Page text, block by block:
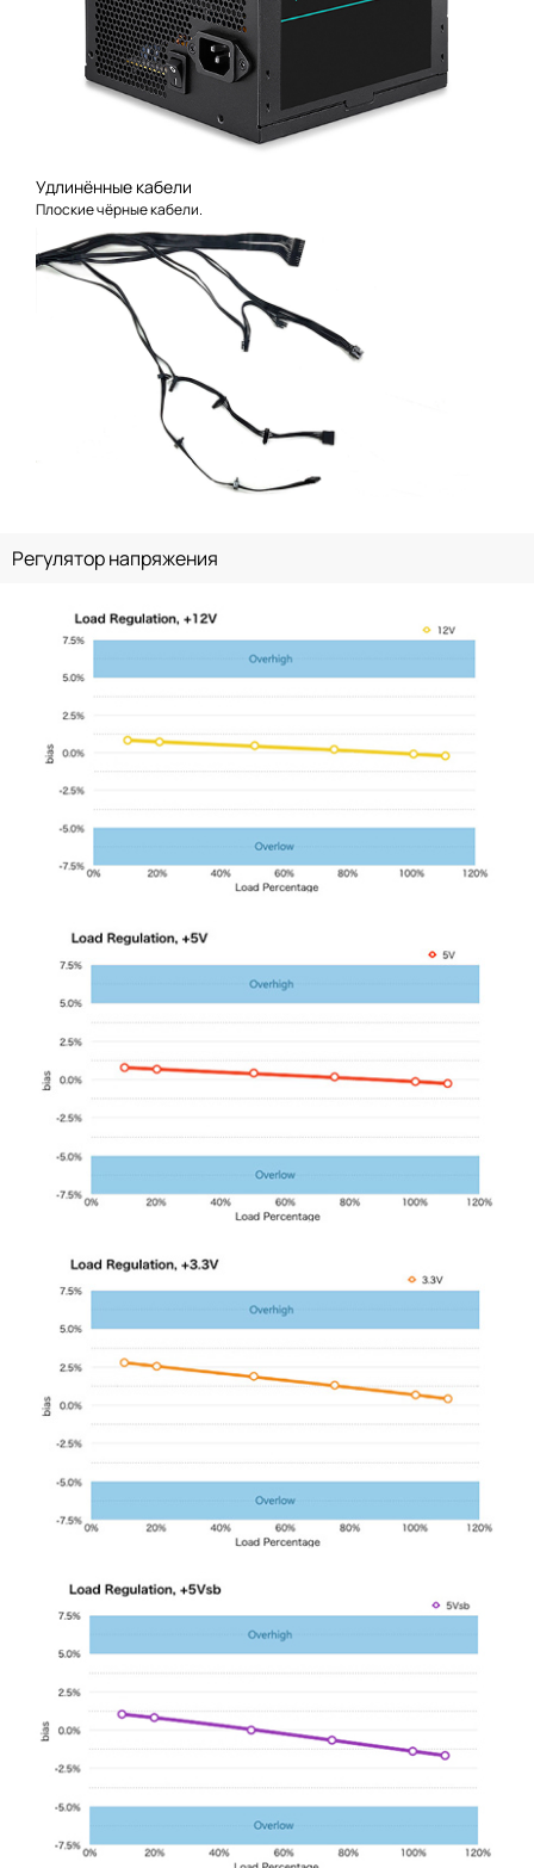
Удлинённые кабели
Плоские чёрные кабели.
Регулятор напряжения